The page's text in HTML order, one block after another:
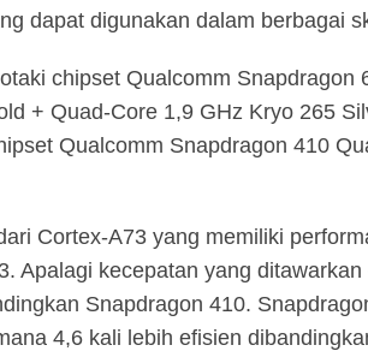
dapat digunakan dalam berbagai
chipset Qualcomm Snapdragon
+ Quad-Core 1,9 GHz Kryo 265
Qualcomm Snapdragon 410
Cortex-A73 yang memiliki
Apalagi kecepatan yang ditawarkan
Snapdragon 410.
4,6 kali lebih efisien